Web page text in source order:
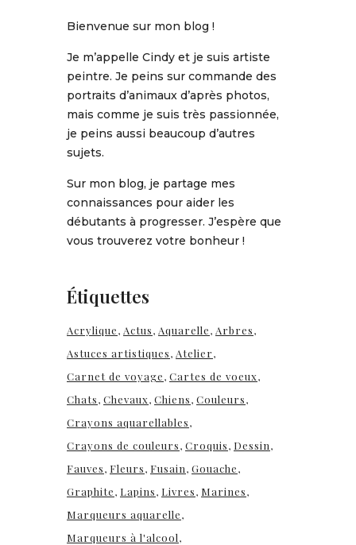
Bienvenue sur mon blog !
Je m’appelle Cindy et je suis artiste
peintre. Je peins sur commande des
portraits d’animaux d’après photos,
mais comme je suis très passionnée,
je peins aussi beaucoup d’autres
sujets.
Sur mon blog, je partage mes
connaissances pour aider les
débutants à progresser. J’espère que
vous trouverez votre bonheur !
Étiquettes
Acrylique Actus Aquarelle Arbres
Astuces artistiques Atelier
Carnet de voyage Cartes de voeux
Chats Chevaux Chiens Couleurs
Crayons aquarellables
Crayons de couleurs Croquis Dessin
Fauves Fleurs Fusain Gouache
Graphite Lapins Livres Marines
Marqueurs aquarelle
Marqueurs à l'alcool